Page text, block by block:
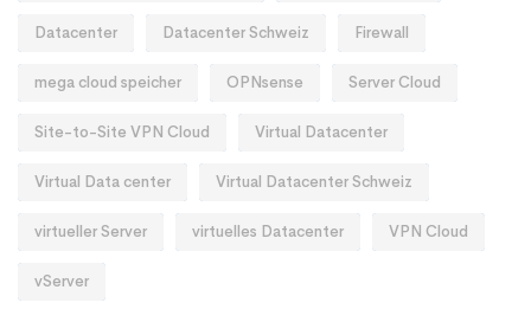
Datacenter Datacenter Schweiz Firewall
mega cloud speicher OPNsense Server Cloud
Site-to-Site VPN Cloud Virtual Datacenter
Virtual Data center Virtual Datacenter Schweiz
virtueller Server virtuelles Datacenter VPN Cloud
vServer